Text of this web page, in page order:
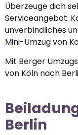
Überzeuge dich
Serviceangebot.
unverbindliches
Mini-Umzug von
Mit Berger
von Köln nach
Berlin